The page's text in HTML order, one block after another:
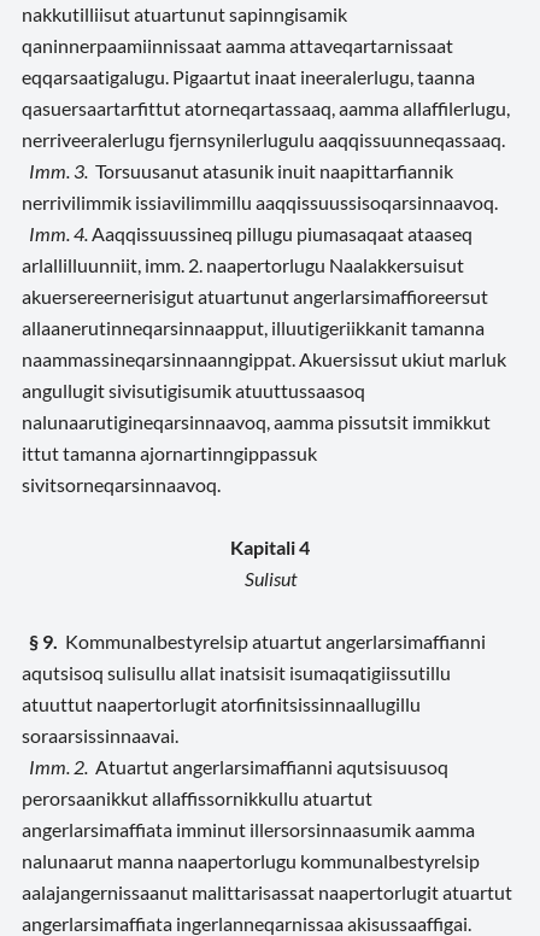
nakkutilliisut atuartunut sapinngisamik
qaninnerpaamiinnissaat aamma attaveqartarnissaat
eqqarsaatigalugu. Pigaartut inaat ineeralerlugu, taanna
qasuersaartarfittut atorneqartassaaq, aamma allaffilerlugu,
nerriveeralerlugu fjernsynilerlugulu aaqqissuunneqassaaq.
Imm. 3. Torsuusanut atasunik inuit naapittarfiannik
nerrivilimmik issiavilimmillu aaqqissuussisoqarsinnaavoq.
Imm. 4. Aaqqissuussineq pillugu piumasaqaat ataaseq
arlallilluunniit, imm. 2. naapertorlugu Naalakkersuisut
akuersereernerisigut atuartunut angerlarsimaffioreersut
allaanerutinneqarsinnaapput, illuutigeriikkanit tamanna
naammassineqarsinnaanngippat. Akuersissut ukiut marluk
angullugit sivisutigisumik atuuttussaasoq
nalunaarutigineqarsinnaavoq, aamma pissutsit immikkut
ittut tamanna ajornartinngippassuk
sivitsorneqarsinnaavoq.
Kapitali 4
Sulisut
§ 9. Kommunalbestyrelsip atuartut angerlarsimaffianni
aqutsisoq sulisullu allat inatsisit isumaqatigiissutillu
atuuttut naapertorlugit atorfinitsissinnaallugillu
soraarsissinnaavai.
Imm. 2. Atuartut angerlarsimaffianni aqutsisuusoq
perorsaanikkut allaffissornikkullu atuartut
angerlarsimaffiata imminut illersorsinnaasumik aamma
nalunaarut manna naapertorlugu kommunalbestyrelsip
aalajangernissaanut malittarisassat naapertorlugit atuartut
angerlarsimaffiata ingerlanneqarnissaa akisussaaffigai.